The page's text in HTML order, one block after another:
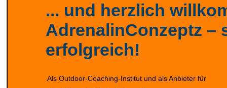
... und herzlich
AdrenalinConzeptz –
erfolgreich!
Als Outdoor-Coaching-Institut und als Anbieter für